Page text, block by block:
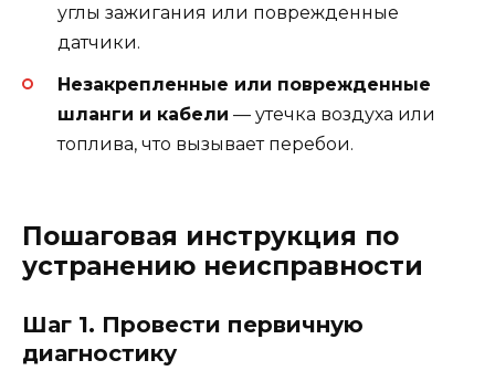
углы зажигания или поврежденные
датчики.
Незакрепленные или поврежденные
шланги и кабели — утечка воздуха или
топлива, что вызывает перебои.
Пошаговая инструкция по
устранению неисправности
Шаг 1. Провести первичную
диагностику